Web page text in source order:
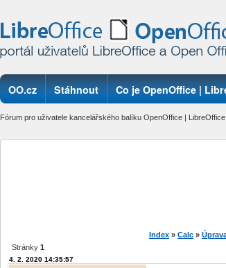
OO.cz Stáhnout Co je OpenOffice |
Fórum pro uživatele kancelářského balíku OpenOffice | LibreOffice
Index » Calc »
Stránky 1
4. 2. 2020 14:35:57